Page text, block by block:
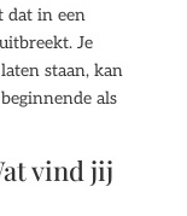
dat in een
Je
staan, kan
als
vind jij